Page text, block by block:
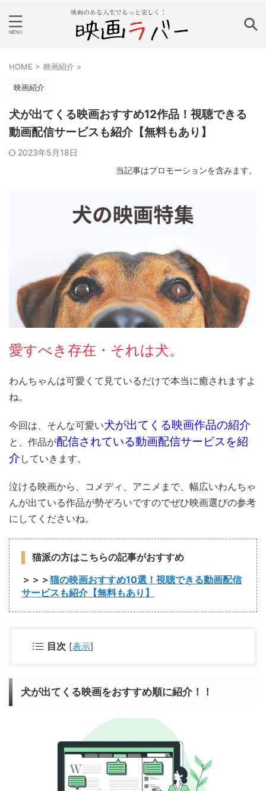
HOME > 映画紹介 >
映画紹介
犬が出てくる映画おすすめ12作品！視聴できる
動画配信サービスも紹介【無料もあり】
2023年5月18日
当記事はプロモーションを含みます。
愛すべき存在・それは犬。
わんちゃんは可愛くて見ているだけで本当に癒されますよ
ね。
今回は、そんな可愛い犬が出てくる映画作品の紹介
と、作品が配信されている動画配信サービスを紹
介 していきます。
泣ける映画から、コメディ、アニメまで、幅広いわんちゃ
んが出ている作品が勢ぞろいですのでぜひ映画選びの参考
にしてくださいね。
猫派の方はこちらの記事がおすすめ
＞＞＞猫の映画おすすめ10選！視聴できる動画配信
サービスも紹介【無料もあり】
目次 [表示]
犬が出てくる映画をおすすめ順に紹介！！